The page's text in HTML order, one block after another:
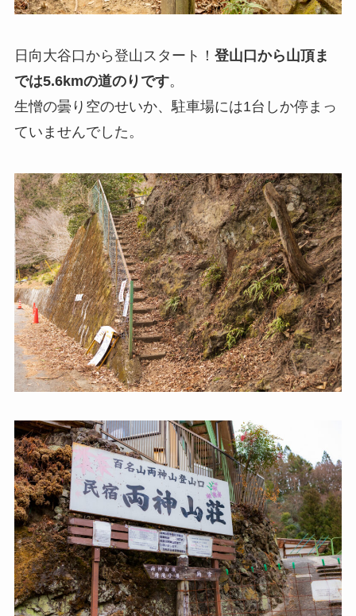
日向大谷口から登山スタート！ 登山口から山頂ま
では5.6kmの道のりです。
生憎の曇り空のせいか、駐車場には1台しか停まっ
ていませんでした。